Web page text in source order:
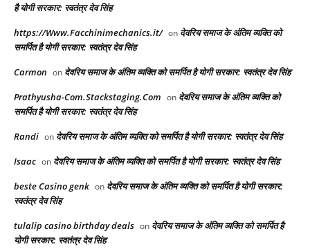
है योगी सरकार: स्वतंत्र देव सिंह
https://Www.Facchinimechanics.it/ on देवरिय समाज के अंतिम व्यक्ति को
समर्पित है योगी सरकार: स्वतंत्र देव सिंह
Carmon on देवरिय समाज के अंतिम व्यक्ति को समर्पित है योगी सरकार: स्वतंत्र देव सिंह
Prathyusha-Com.Stackstaging.Com on देवरिय समाज के अंतिम व्यक्ति को
समर्पित है योगी सरकार: स्वतंत्र देव सिंह
Randi on देवरिय समाज के अंतिम व्यक्ति को समर्पित है योगी सरकार: स्वतंत्र देव सिंह
Isaac on देवरिय समाज के अंतिम व्यक्ति को समर्पित है योगी सरकार: स्वतंत्र देव सिंह
beste Casino genk on देवरिय समाज के अंतिम व्यक्ति को समर्पित है योगी सरकार:
स्वतंत्र देव सिंह
tulalip casino birthday deals on देवरिय समाज के अंतिम व्यक्ति को समर्पित है
योगी सरकार: स्वतंत्र देव सिंह